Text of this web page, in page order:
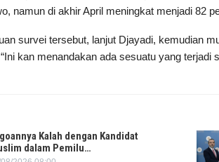
namun di akhir April meningkat menjadi 82
survei tersebut, lanjut Djayadi, kemudian
kan menandakan ada sesuatu yang terjadi
Kalah dengan Kandidat
dalam Pemilu…